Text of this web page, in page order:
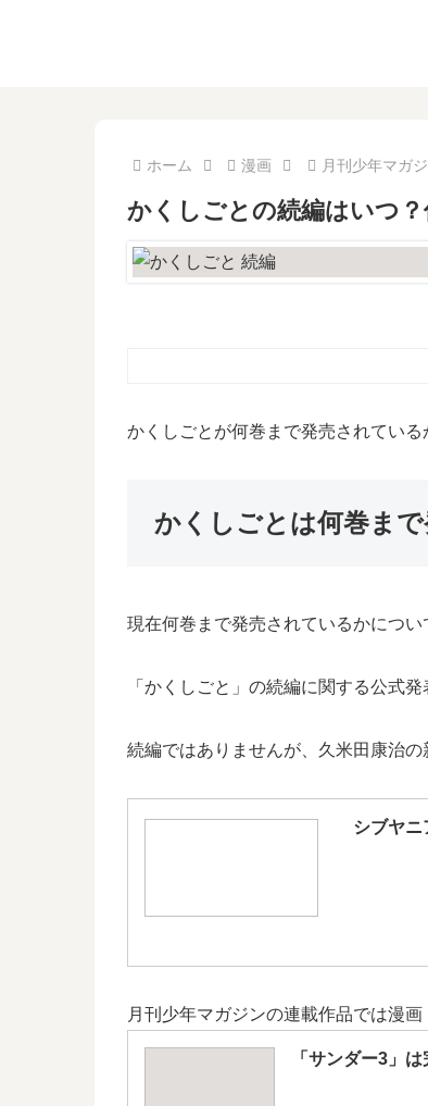
ホーム 漫画 月刊少年マガ
かくしごとの続編はいつ
かくしごとが何巻まで発売されてい
かくしごとは何巻ま
現在何巻まで発売されているかにつ
「かくしごと」の続編に関する公式
続編ではありませんが、久米田康治
シブヤニ
月刊少年マガジンの連載作品では漫画
「サンダー3」